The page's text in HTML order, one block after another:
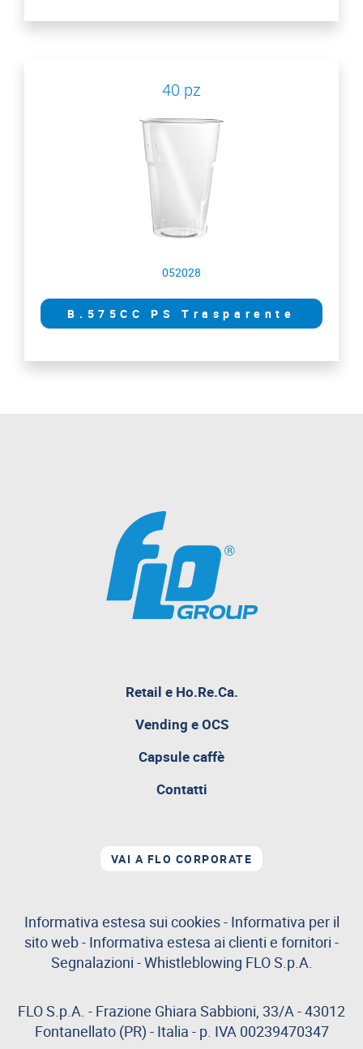
40 pz
052028
B.575CC PS Trasparente
Retail e Ho.Re.Ca.pagina
Vending e OCS
Capsule caffè
Contatti
VAI A FLO CORPORATE
Informativa estesa sui cookies- Informativa per il
sito web- Informativa estesa ai clienti e fornitori -
Segnalazioni -Whistleblowing FLO S.p.A.
FLO S.p.A. - Frazione Ghiara Sabbioni, 33/A - 43012
Fontanellato (PR) - Italia - p. IVA 00239470347